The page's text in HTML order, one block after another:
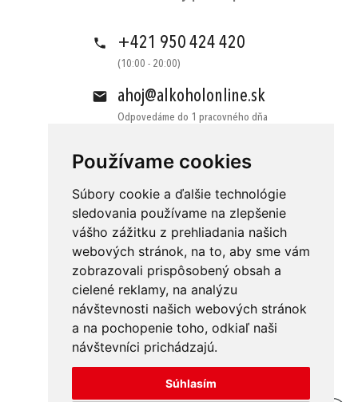
Používame cookies
Súbory cookie a ďalšie technológie
sledovania používame na zlepšenie
vášho zážitku z prehliadania našich
webových stránok, na to, aby sme vám
zobrazovali prispôsobený obsah a
cielené reklamy, na analýzu
návštevnosti našich webových stránok
a na pochopenie toho, odkiaľ naši
návštevníci prichádzajú.
Súhlasím
+421 950 424 420
(10:00 - 20:00)
ahoj@alkoholonline.sk
Odpovedáme do 1 pracovného dňa
Obchodné podmienky Kontakt
Ochrana osobných údajov O nás
Odstúpenie od zmluvy Platba
Reklamácie